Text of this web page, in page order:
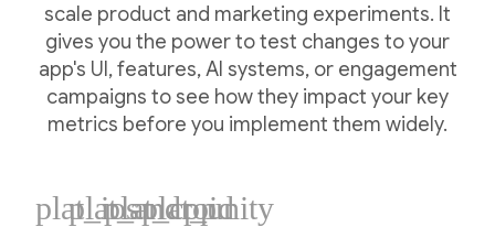
scale product and marketing experiments. It
gives you the power to test changes to your
app's UI, features, AI systems, or engagement
campaigns to see how they impact your key
metrics before you implement them widely.
plat_ios
plat_android
plat_cpp
plat_unity